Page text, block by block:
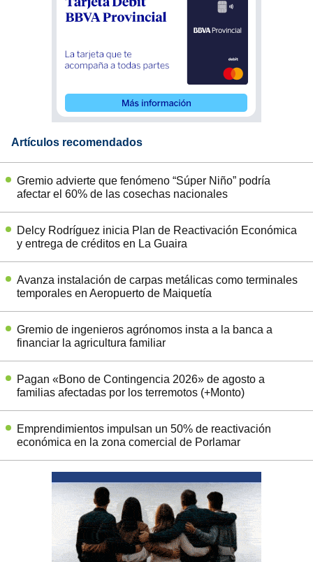
Artículos recomendados
Gremio advierte que fenómeno “Súper Niño” podría
afectar el 60% de las cosechas nacionales
Delcy Rodríguez inicia Plan de Reactivación Económica
y entrega de créditos en La Guaira
Avanza instalación de carpas metálicas como terminales
temporales en Aeropuerto de Maiquetía
Gremio de ingenieros agrónomos insta a la banca a
financiar la agricultura familiar
Pagan «Bono de Contingencia 2026» de agosto a
familias afectadas por los terremotos (+Monto)
Emprendimientos impulsan un 50% de reactivación
económica en la zona comercial de Porlamar